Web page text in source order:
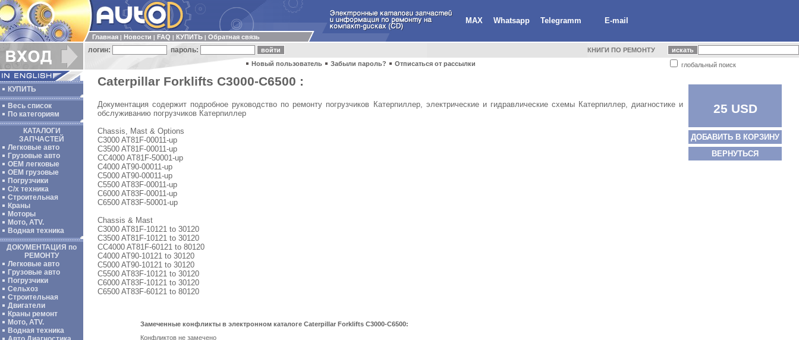
MAX Whatsapp Telegramm E-mail
Главная Новости FAQ КУПИТЬ Обратная связь
логин: пароль: КНИГИ ПО РЕМОНТУ
глобальный поиск
Новый пользователь Забыли пароль? Отписаться от рассылки
КУПИТЬ
Весь список
По категориям
КАТАЛОГИ
ЗАПЧАСТЕЙ
Легковые авто
Грузовые авто
ОЕМ легковые
OEM грузовые
Погрузчики
С/х техника
Строительная
Краны
Моторы
Мото, ATV.
Водная техника
ДОКУМЕНТАЦИЯ по
РЕМОНТУ
Легковые авто
Грузовые авто
Погрузчики
Сельхоз
Строительная
Двигатели
Краны ремонт
Мото, ATV.
Водная техника
Caterpillar Forklifts C3000-C6500 :
Документация содержит подробное руководство по ремонту погрузчиков Катерпиллер, электрические и гидравлические схемы Катерпиллер, диагностике и
обслуживанию погрузчиков Катерпиллер
Chassis, Mast & Options
C3000 AT81F-00011-up
C3500 AT81F-00011-up
CC4000 AT81F-50001-up
C4000 AT90-00011-up
C5000 AT90-00011-up
C5500 AT83F-00011-up
C6000 AT83F-00011-up
C6500 AT83F-50001-up
Chassis & Mast
C3000 AT81F-10121 to 30120
C3500 AT81F-10121 to 30120
CC4000 AT81F-60121 to 80120
C4000 AT90-10121 to 30120
C5000 AT90-10121 to 30120
C5500 AT83F-10121 to 30120
C6000 AT83F-10121 to 30120
C6500 AT83F-60121 to 80120
25 USD
ДОБАВИТЬ В КОРЗИНУ
ВЕРНУТЬСЯ
Замеченные конфликты в электронном каталоге Caterpillar Forklifts C3000-C6500:
Конфликтов не замечено